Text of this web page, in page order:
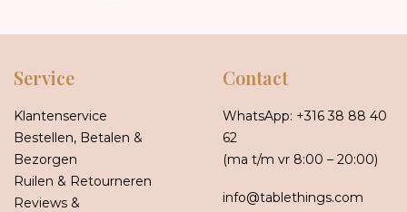
Service
Klantenservice
Bestellen, Betalen &
Bezorgen
Ruilen & Retourneren
Reviews &
Contact
WhatsApp: +316 38 88 40
62
(ma t/m vr 8:00 – 20:00)
info@tablethings.com